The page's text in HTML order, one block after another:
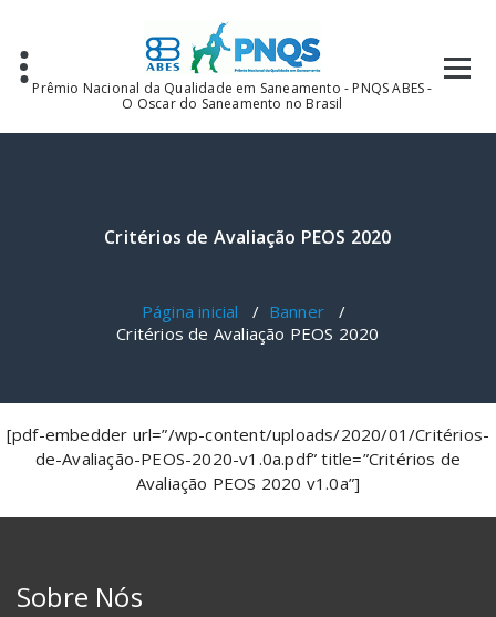
conteúdo
Prêmio Nacional da Qualidade em Saneamento - PNQS ABES -
O Oscar do Saneamento no Brasil
Critérios de Avaliação PEOS 2020
Página inicial / Banner /
Critérios de Avaliação PEOS 2020
[pdf-embedder url=”/wp-content/uploads/2020/01/Critérios-
de-Avaliação-PEOS-2020-v1.0a.pdf” title=”Critérios de
Avaliação PEOS 2020 v1.0a”]
Sobre Nós